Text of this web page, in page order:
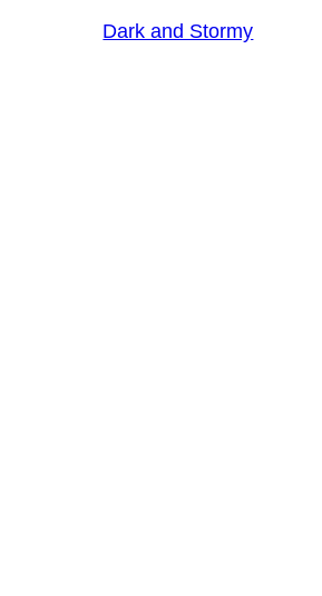
Dark and Stormy